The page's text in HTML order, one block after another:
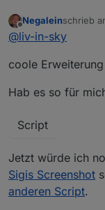
Offline
Negaleinschrieb
zuletzt
@liv-in-sky
coole
Hab es so für
Script
Jetzt würde ich
Sigis Screenshot
anderen Script.